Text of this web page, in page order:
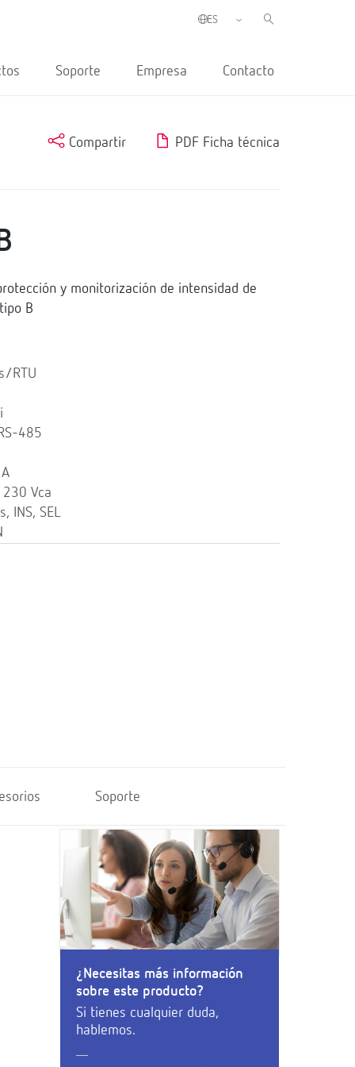
Soporte Empresa Contacto
Compartir PDF Ficha técnica
y monitorización de intensidad de
B
RTU
485
230 Vca
INS, SEL
Soporte
¿Necesitas más información
sobre este producto?
Si tienes cualquier duda,
hablemos.